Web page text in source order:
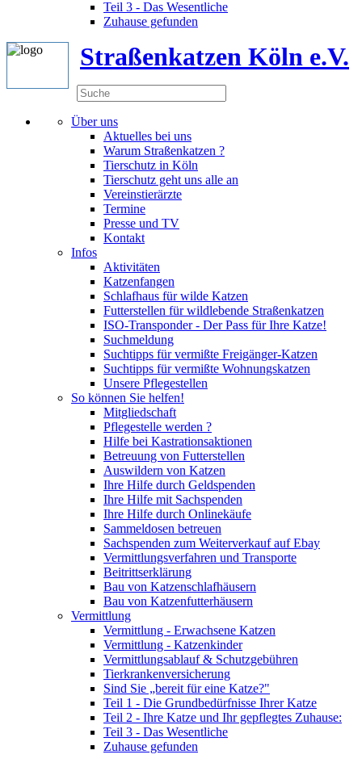
Teil 3 - Das Wesentliche
Zuhause gefunden
Straßenkatzen Köln e.V.
Über uns
Aktuelles bei uns
Warum Straßenkatzen ?
Tierschutz in Köln
Tierschutz geht uns alle an
Vereinstierärzte
Termine
Presse und TV
Kontakt
Infos
Aktivitäten
Katzenfangen
Schlafhaus für wilde Katzen
Futterstellen für wildlebende Straßenkatzen
ISO-Transponder - Der Pass für Ihre Katze!
Suchmeldung
Suchtipps für vermißte Freigänger-Katzen
Suchtipps für vermißte Wohnungskatzen
Unsere Pflegestellen
So können Sie helfen!
Mitgliedschaft
Pflegestelle werden ?
Hilfe bei Kastrationsaktionen
Betreuung von Futterstellen
Auswildern von Katzen
Ihre Hilfe durch Geldspenden
Ihre Hilfe mit Sachspenden
Ihre Hilfe durch Onlinekäufe
Sammeldosen betreuen
Sachspenden zum Weiterverkauf auf Ebay
Vermittlungsverfahren und Transporte
Beitrittserklärung
Bau von Katzenschlafhäusern
Bau von Katzenfutterhäusern
Vermittlung
Vermittlung - Erwachsene Katzen
Vermittlung - Katzenkinder
Vermittlungsablauf & Schutzgebühren
Tierkrankenversicherung
Sind Sie „bereit für eine Katze?"
Teil 1 - Die Grundbedürfnisse Ihrer Katze
Teil 2 - Ihre Katze und Ihr gepflegtes Zuhause:
Teil 3 - Das Wesentliche
Zuhause gefunden